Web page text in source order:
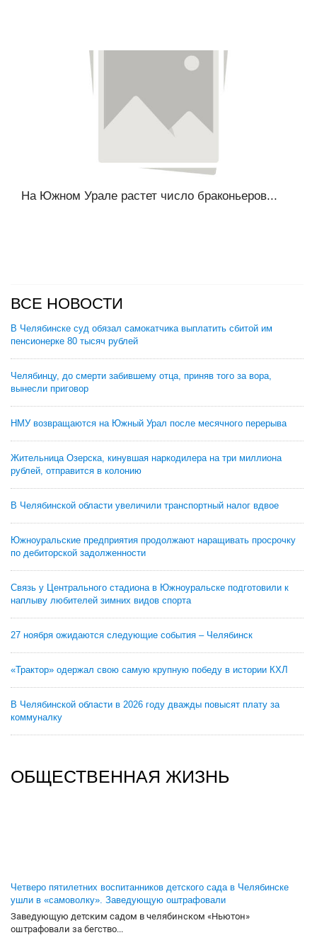
На Южном Урале растет число браконьеров...
ВСЕ НОВОСТИ
В Челябинске суд обязал самокатчика выплатить сбитой им
пенсионерке 80 тысяч рублей
Челябинцу, до смерти забившему отца, приняв того за вора,
вынесли приговор
НМУ возвращаются на Южный Урал после месячного перерыва
Жительница Озерска, кинувшая наркодилера на три миллиона
рублей, отправится в колонию
В Челябинской области увеличили транспортный налог вдвое
Южноуральские предприятия продолжают наращивать просрочку
по дебиторской задолженности
Связь у Центрального стадиона в Южноуральске подготовили к
наплыву любителей зимних видов спорта
27 ноября ожидаются следующие события – Челябинск
«Трактор» одержал свою самую крупную победу в истории КХЛ
В Челябинской области в 2026 году дважды повысят плату за
коммуналку
ОБЩЕСТВЕННАЯ ЖИЗНЬ
Четверо пятилетних воспитанников детского сада в Челябинске
ушли в «самоволку». Заведующую оштрафовали
Заведующую детским садом в челябинском «Ньютон»
оштрафовали за бегство...